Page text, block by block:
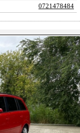
0721478484